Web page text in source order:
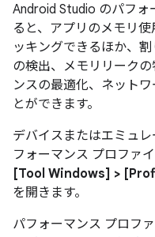
Android Studio のパフォ
ると、アプリのメモリ
ッキングできるほか、
の検出、メモリリーク
ンスの最適化、ネット
とができます。
デバイスまたはエミュ
フォーマンス プロファ
[Tool Windows] >
を開きます。
パフォーマンス プロフ